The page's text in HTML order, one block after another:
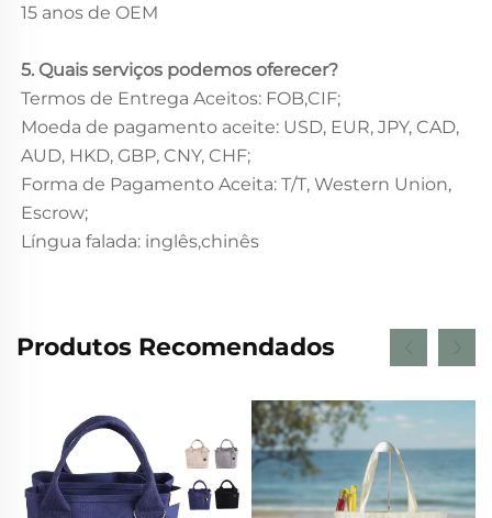
15 anos de OEM
5. Quais serviços podemos oferecer?
Termos de Entrega Aceitos: FOB,CIF;
Moeda de pagamento aceite: USD, EUR, JPY, CAD,
AUD, HKD, GBP, CNY, CHF;
Forma de Pagamento Aceita: T/T, Western Union,
Escrow;
Língua falada: inglês,chinês
Produtos Recomendados